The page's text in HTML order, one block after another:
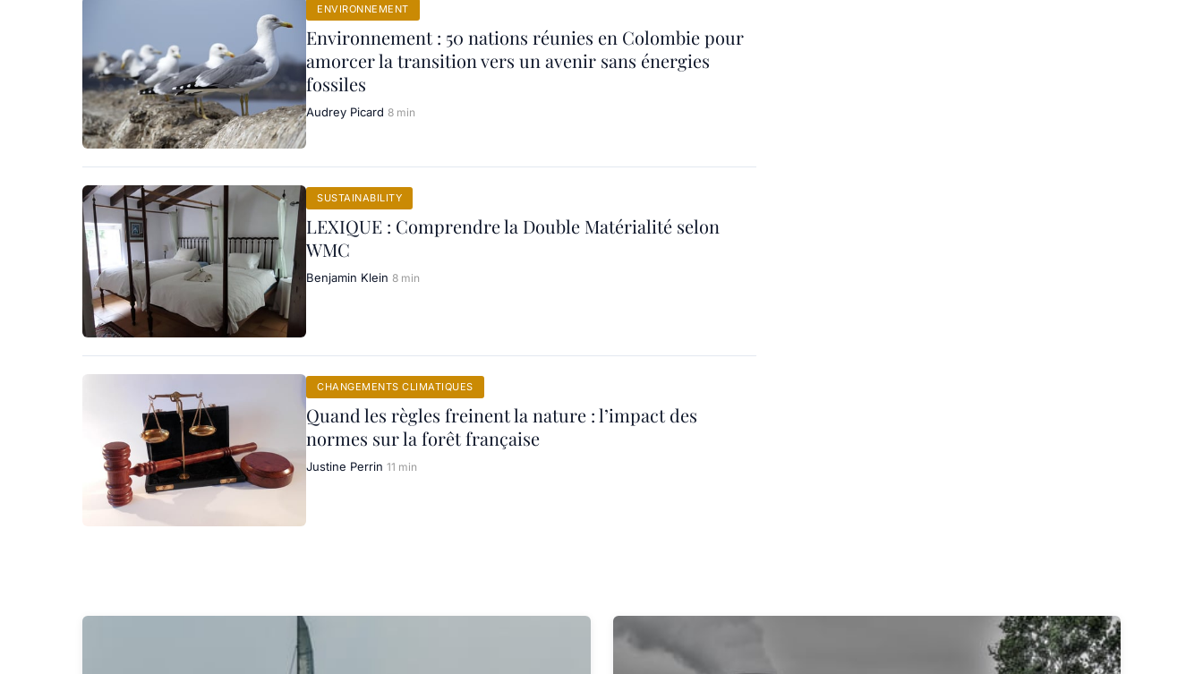
ENVIRONNEMENT
Environnement : 50 nations réunies en Colombie pour
amorcer la transition vers un avenir sans énergies
fossiles
Audrey Picard 8 min
SUSTAINABILITY
LEXIQUE : Comprendre la Double Matérialité selon
WMC
Benjamin Klein 8 min
CHANGEMENTS CLIMATIQUES
Quand les règles freinent la nature : l’impact des
normes sur la forêt française
Justine Perrin 11 min